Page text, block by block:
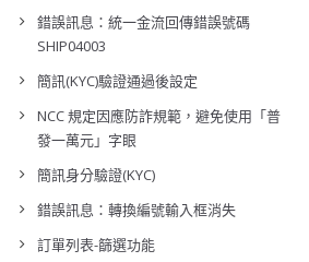
錯誤訊息：統一金流回傳錯誤號碼
SHIP04003
簡訊(KYC)驗證通過後設定
NCC 規定因應防詐規範，避免使用「普
發一萬元」字眼
簡訊身分驗證(KYC)
錯誤訊息：轉換編號輸入框消失
訂單列表-篩選功能